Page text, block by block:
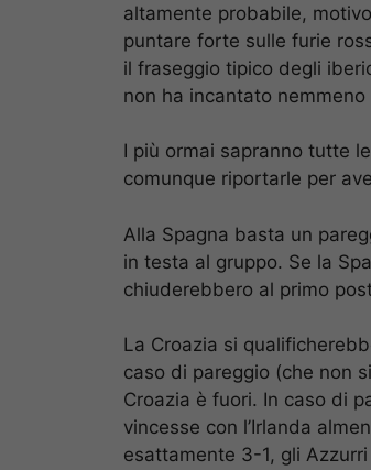
altamente probabile,
puntare forte sulle furie
il fraseggio tipico degli
non ha incantato
I più ormai sapranno tutte
comunque riportarle per
Alla Spagna basta un
in testa al gruppo. Se la
chiuderebbero al primo
La Croazia si
caso di pareggio (che non
Croazia è fuori. In caso di
vincesse con l’Irlanda
esattamente 3-1, gli